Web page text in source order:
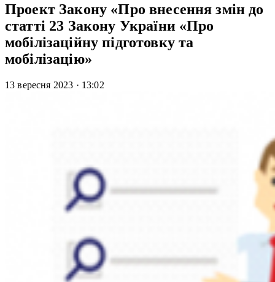
Проект Закону «Про внесення змін до
статті 23 Закону України «Про
мобілізаційну підготовку та
мобілізацію»
13 вересня 2023 · 13:02